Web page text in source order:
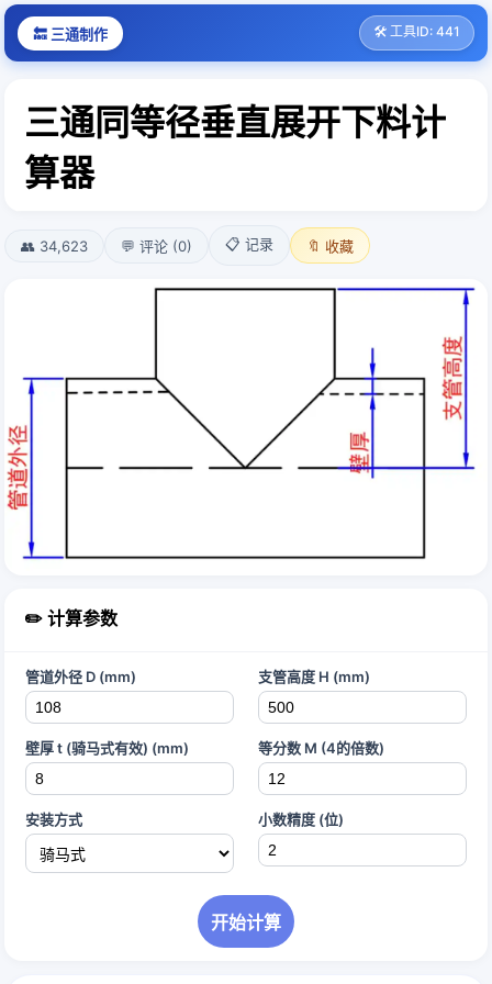
🔙 三通制作 🛠️ 工具ID: 441
三通同等径垂直展开下料计
算器
👥 34,623 💬 评论 (0) 📋 记录 🔖 收藏
✏️ 计算参数
管道外径 D (mm) 支管高度 H (mm)
壁厚 t (骑马式有效) (mm) 等分数 M (4的倍数)
安装方式 小数精度 (位)
开始计算